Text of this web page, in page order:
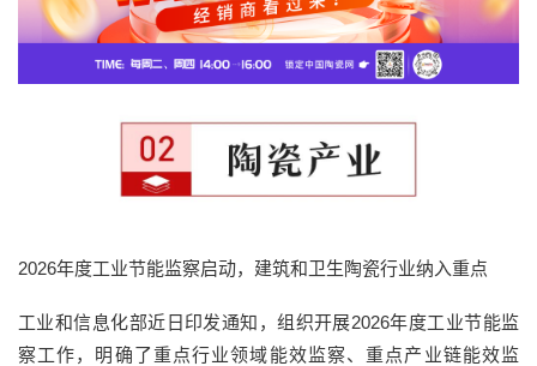
2026年度工业节能监察启动，建筑和卫生陶瓷行业纳入重点
工业和信息化部近日印发通知，组织开展2026年度工业节能监
察工作，明确了重点行业领域能效监察、重点产业链能效监